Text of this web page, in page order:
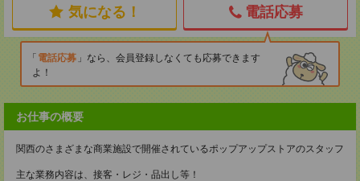
気になる！ 電話応募
電話応募
なら、会員登録しなくても応募できます
よ！
お仕事の概要
関西のさまざまな商業施設で開催されているポップアップストアのスタッフ
主な業務内容は、接客・レジ・品出し等！